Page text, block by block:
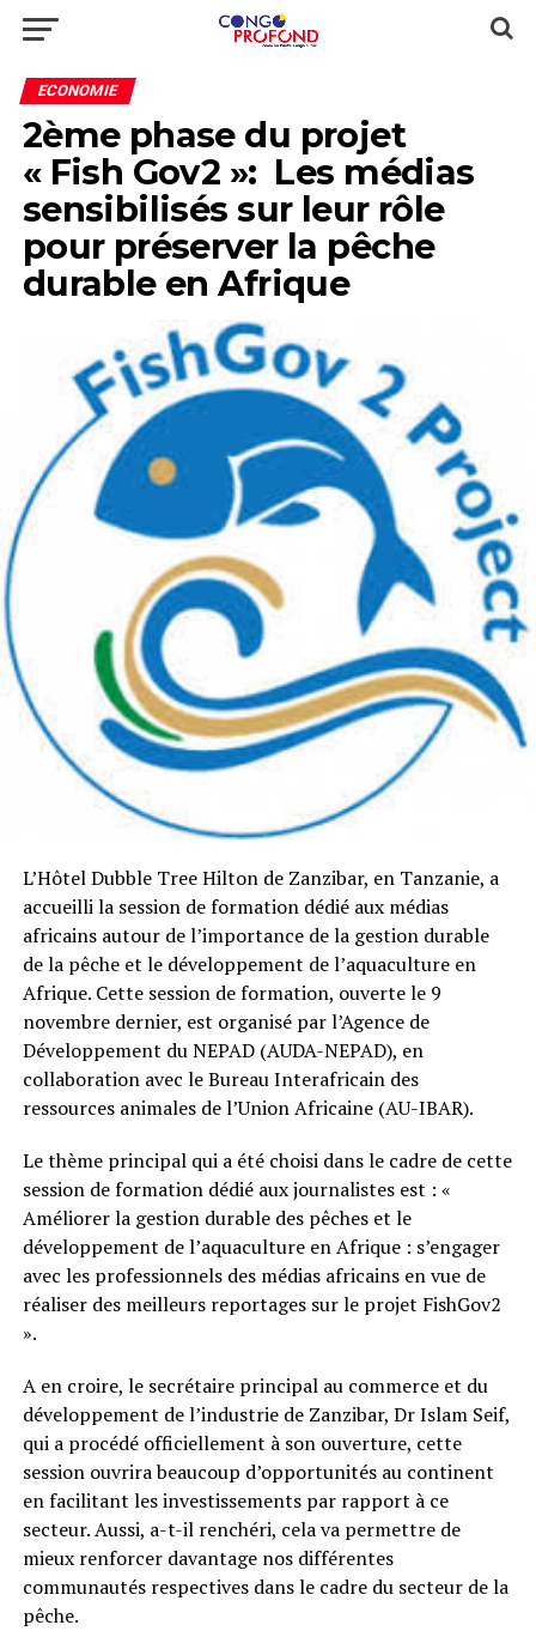
ECONOMIE
2ème phase du projet
« Fish Gov2 »: Les médias
sensibilisés sur leur rôle
pour préserver la pêche
durable en Afrique
L’Hôtel Dubble Tree Hilton de Zanzibar, en Tanzanie, a
accueilli la session de formation dédié aux médias
africains autour de l’importance de la gestion durable
de la pêche et le développement de l’aquaculture en
Afrique. Cette session de formation, ouverte le 9
novembre dernier, est organisé par l’Agence de
Développement du NEPAD (AUDA-NEPAD), en
collaboration avec le Bureau Interafricain des
ressources animales de l’Union Africaine (AU-IBAR).
Le thème principal qui a été choisi dans le cadre de cette
session de formation dédié aux journalistes est : «
Améliorer la gestion durable des pêches et le
développement de l’aquaculture en Afrique : s’engager
avec les professionnels des médias africains en vue de
réaliser des meilleurs reportages sur le projet FishGov2
».
A en croire, le secrétaire principal au commerce et du
développement de l’industrie de Zanzibar, Dr Islam Seif,
qui a procédé officiellement à son ouverture, cette
session ouvrira beaucoup d’opportunités au continent
en facilitant les investissements par rapport à ce
secteur. Aussi, a-t-il renchéri, cela va permettre de
mieux renforcer davantage nos différentes
communautés respectives dans le cadre du secteur de la
pêche.